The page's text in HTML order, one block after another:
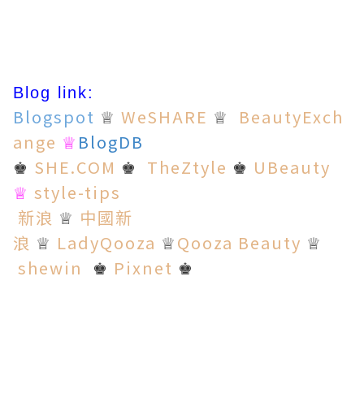
Blog link:
Blogspot ♕ WeSHARE ♕
BeautyExch
ange ♕ BlogDB
♚ SHE.COM ♚ TheZtyle ♚ UBeauty
♕ style-tips
新浪 ♕ 中國新
浪 ♕ LadyQooza ♕ Qooza Beauty ♕
shewin ♚ Pixnet ♚